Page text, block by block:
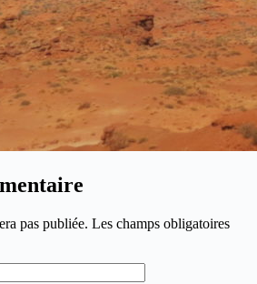
pas publiée. Les champs obligatoires